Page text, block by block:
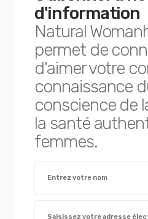
d'information
Natural
permet de
d'aimer votre
connaissance
conscience de
la santé
femmes.